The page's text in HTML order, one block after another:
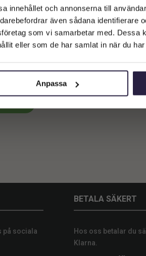
innehållet och annonserna till
även sådana identifierare
som vi samarbetar med. Dessa
eller som de har samlat in när du
Anpassa
kr
på sociala
BETALA SÄKERT
Hos oss betalar du
Klarna.
Företagskund (exkl. moms)